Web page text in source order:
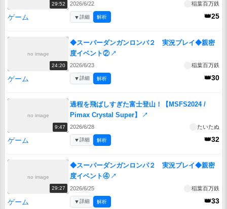
29:52 2026/6/22 稲葉百万鉄
ゲーム 👑25
▼詳細 解析
no image
24:20
◆スーパーダンガンロンパ２ 実況プレイ◆親密
度イベント② ↗
2026/6/23 稲葉百万鉄
ゲーム 👑30
▼詳細 解析
no image
9:47
過程を飛ばしすぎた富士登山！【MSFS2024 /
Pimax Crystal Super】
↗
2026/6/28 たいたぬ
ゲーム 👑32
▼詳細 解析
no image
29:27
◆スーパーダンガンロンパ２ 実況プレイ◆親密
度イベント④ ↗
2026/6/25 稲葉百万鉄
ゲーム 👑33
▼詳細 解析